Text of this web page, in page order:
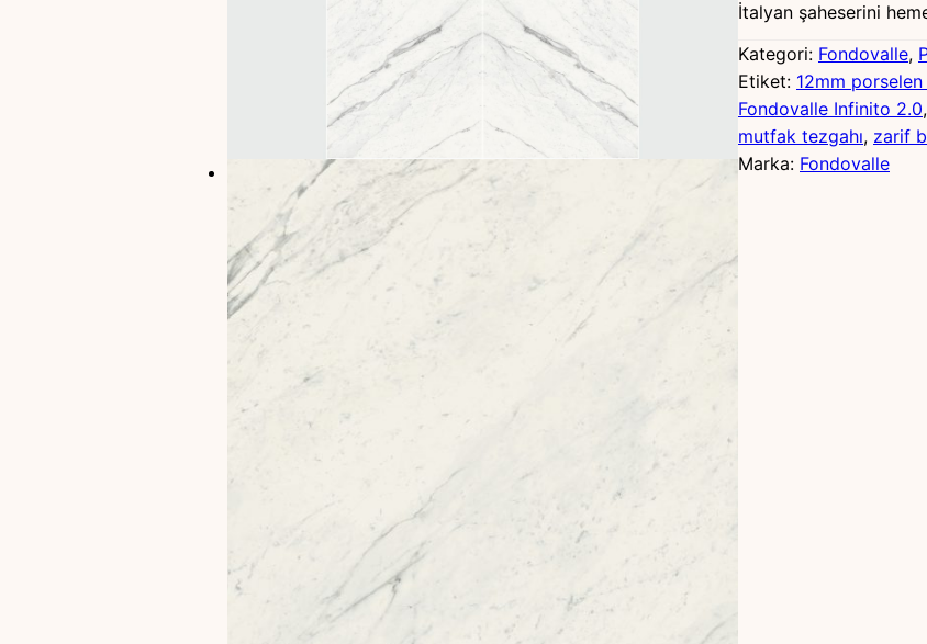
İtalyan şaheserini
Kategori: Fondovalle,
Etiket: 12mm
Fondovalle Infinito 2.0,
mutfak tezgahı, zarif
Marka: Fondovalle